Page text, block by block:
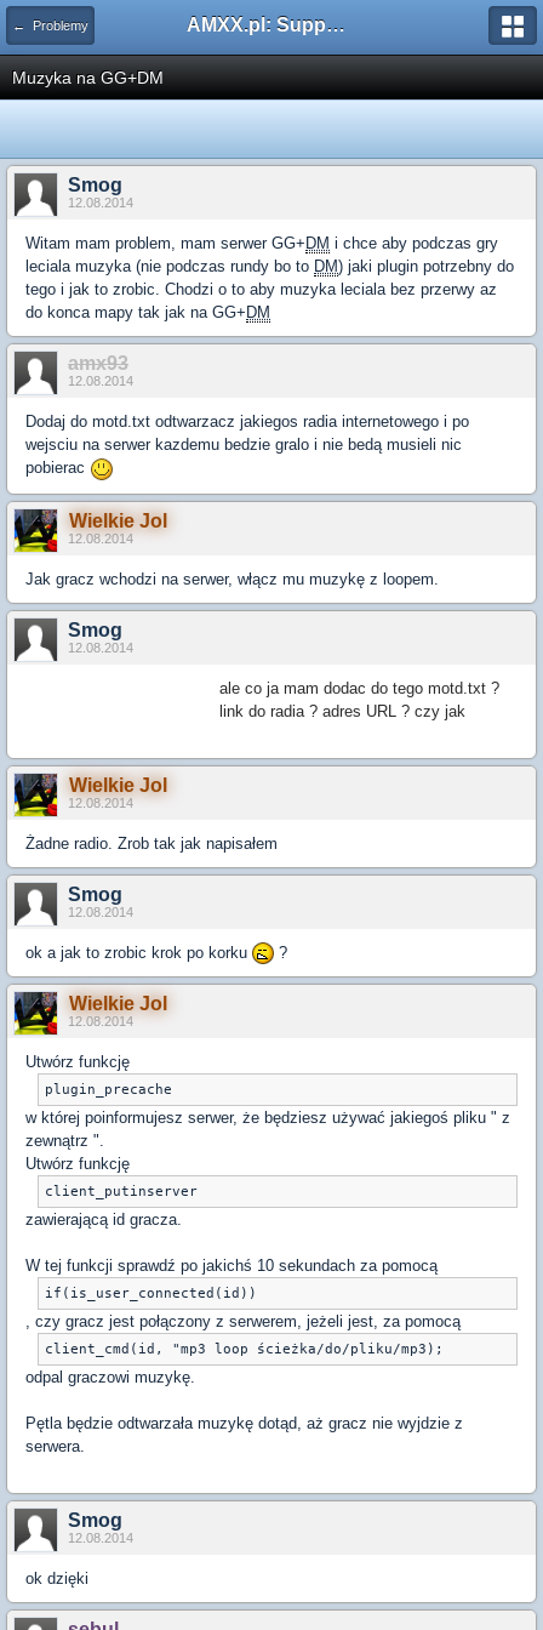
← Problemy AMXX.pl: Support AMX Mod X i SourceMod
Muzyka na GG+DM
Smog
12.08.2014
Witam mam problem, mam serwer GG+ DM i chce aby podczas gry
leciala muzyka (nie podczas rundy bo to DM) jaki plugin potrzebny do
tego i jak to zrobic. Chodzi o to aby muzyka leciala bez przerwy az
do konca mapy tak jak na GG+ DM
amx93
12.08.2014
Dodaj do motd.txt odtwarzacz jakiegos radia internetowego i po
wejsciu na serwer kazdemu bedzie gralo i nie bedą musieli nic
pobierac
Wielkie Jol
12.08.2014
Jak gracz wchodzi na serwer, włącz mu muzykę z loopem.
Smog
12.08.2014
ale co ja mam dodac do tego motd.txt ?
link do radia ? adres URL ? czy jak
Wielkie Jol
12.08.2014
Żadne radio. Zrob tak jak napisałem
Smog
12.08.2014
ok a jak to zrobic krok po korku ?
Wielkie Jol
12.08.2014
Utwórz funkcję
plugin_precache
w której poinformujesz serwer, że będziesz używać jakiegoś pliku " z
zewnątrz ".
Utwórz funkcję
client_putinserver
zawierającą id gracza.
W tej funkcji sprawdź po jakichś 10 sekundach za pomocą
if(is_user_connected(id))
, czy gracz jest połączony z serwerem, jeżeli jest, za pomocą
client_cmd(id, "mp3 loop ścieżka/do/pliku/mp3);
odpal graczowi muzykę.
Pętla będzie odtwarzała muzykę dotąd, aż gracz nie wyjdzie z
serwera.
Smog
12.08.2014
ok dzięki